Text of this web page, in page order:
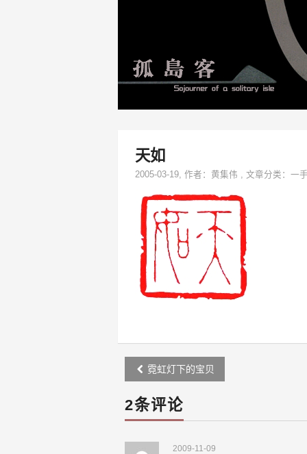
天如
2005-03-19, 作者： 黄集伟 , 文章分类： 一
Post
navigation
霓虹灯下的宝贝
2条评论
2009-11-09